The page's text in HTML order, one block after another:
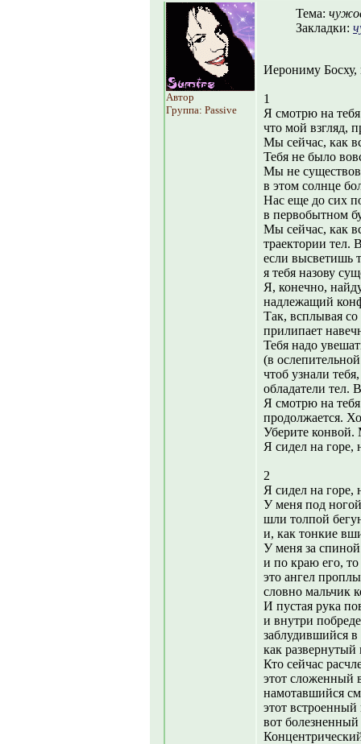
Автор
Группа: Passive
Тема:
Закладки:
Иерониму Босху,
1
Я смотрю на
что мой взгляд,
Мы сейчас, как
Тебя не было
Мы не
в этом солнце
Нас еще до сих
в первобытном
Мы сейчас, как
траектории тел.
если высветишь
я тебя назову
Я, конечно,
надлежащий
Так, всплывая со
прилипает
Тебя надо
(в
чтоб узнали
обладатели тел.
Я смотрю на
продолжается.
Уберите
Я сидел на горе,
2
Я сидел на горе,
У меня под
шли толпой
и, как тонкие
У меня за
и по краю его, то
это ангел
словно мальчик
И пустая рука
и внутри
заблудившийся
как
Кто сейчас
этот сложенный
намотавшийся
этот
вот болезненный